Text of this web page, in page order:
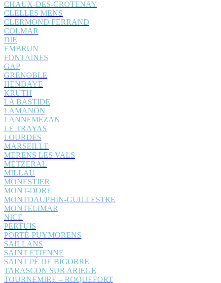
CHAUX-DES-CROTENAY
CLELLES MENS
CLERMOND FERRAND
COLMAR
DIE
EMBRUN
FONTAINES
GAP
GRENOBLE
HENDAYE
KRUTH
LA BASTIDE
LAMANON
LANNEMEZAN
LE TRAYAS
LOURDES
MARSEILLE
MERENS LES VALS
METZERAL
MILLAU
MONESTIER
MONT-DORE
MONTDAUPHIN-GUILLESTRE
MONTELIMAR
NICE
PERTUIS
PORTÉ-PUYMORENS
SAILLANS
SAINT ETIENNE
SAINT PÉ DE BIGORRE
TARASCON SUR ARIEGE
TOURNEMIRE – ROQUEFORT